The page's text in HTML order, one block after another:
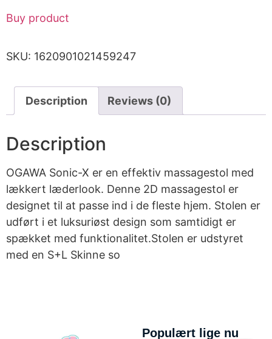
Buy product
SKU: 1620901021459247
Description Reviews (0)
Description
OGAWA Sonic-X er en effektiv massagestol med
lækkert læderlook. Denne 2D massagestol er
designet til at passe ind i de fleste hjem. Stolen er
udført i et luksuriøst design som samtidigt er
spækket med funktionalitet.Stolen er udstyret
med en S+L Skinne so
Populært lige nu